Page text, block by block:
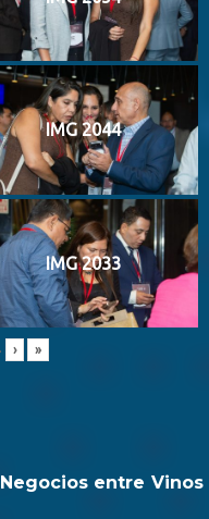
IMG 2044
IMG 2033
› »
entre Vinos